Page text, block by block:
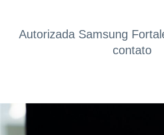
Autorizada Samsung
contato